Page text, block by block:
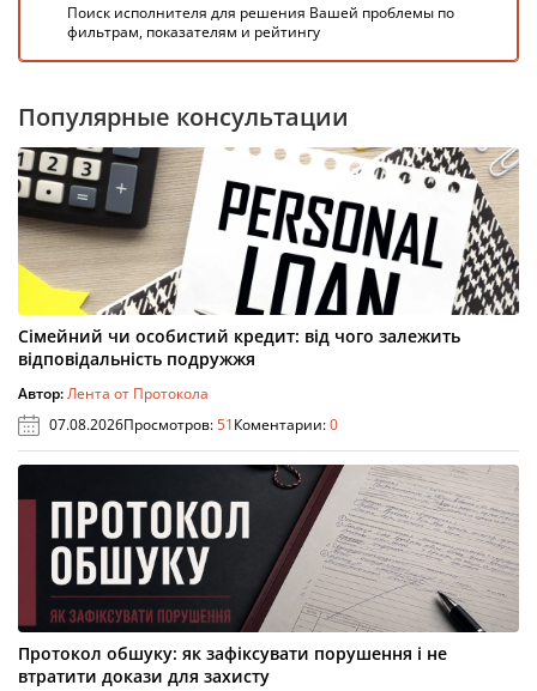
Поиск исполнителя для решения Вашей проблемы по
фильтрам, показателям и рейтингу
Популярные консультации
Сімейний чи особистий кредит: від чого залежить
відповідальність подружжя
Автор:Лента от Протокола
07.08.2026Просмотров:51Коментарии:0
Протокол обшуку: як зафіксувати порушення і не
втратити докази для захисту